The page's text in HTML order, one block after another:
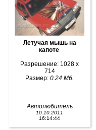
Летучая мышь на
капоте
Разрешение: 1028 x
714
Размер: 0.24 Мб.
Автолюбитель
10.10.2011
16:14:44